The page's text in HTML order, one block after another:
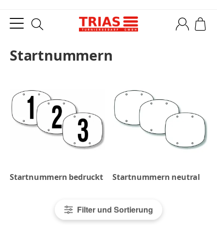
Startnummern
Startnummern bedruckt Startnummern neutral
Filter und Sortierung